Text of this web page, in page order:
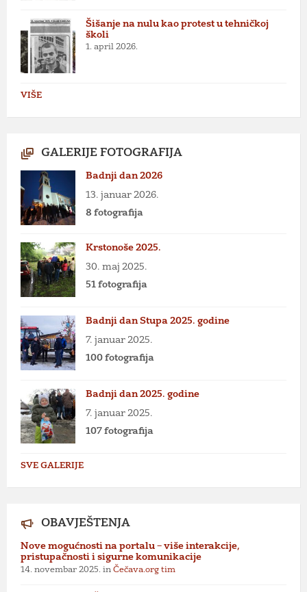
Šišanje na nulu kao protest u tehničkoj
školi
1. april 2026.
VIŠE
GALERIJE FOTOGRAFIJA
Badnji dan 2026
13. januar 2026.
8 fotografija
Krstonoše 2025.
30. maj 2025.
51 fotografija
Badnji dan Stupa 2025. godine
7. januar 2025.
100 fotografija
Badnji dan 2025. godine
7. januar 2025.
107 fotografija
SVE GALERIJE
OBAVJEŠTENJA
Nove mogućnosti na portalu – više interakcije,
pristupačnosti i sigurne komunikacije
14. novembar 2025. in Čečava.org tim